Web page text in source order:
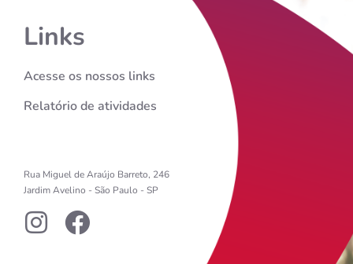
Links
Acesse os nossos links
Relatório de atividades
Rua Miguel de Araújo Barreto, 246
Jardim Avelino - São Paulo - SP